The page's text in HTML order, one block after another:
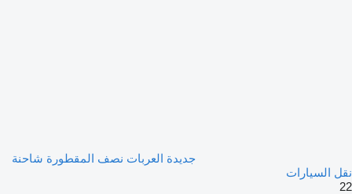
جديدة العربات نصف المقطورة شاحنة
نقل السيارات
22